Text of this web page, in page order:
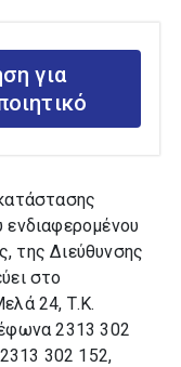
για
ενδιαφερομένου
της Διεύθυνσης
στο
24, Τ.Κ.
2313 302
302 152,